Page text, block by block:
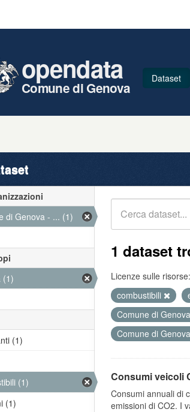
opendata
Comune di Genova
Dataset
1 dataset
Licenze sulle risorse:
combustibili
Comune di
Comune di Genova
Consumi veicoli
Consumi annuali di
emissioni di CO2. I
di Genova - ... (1)
(1)
(1)
(1)
(1)